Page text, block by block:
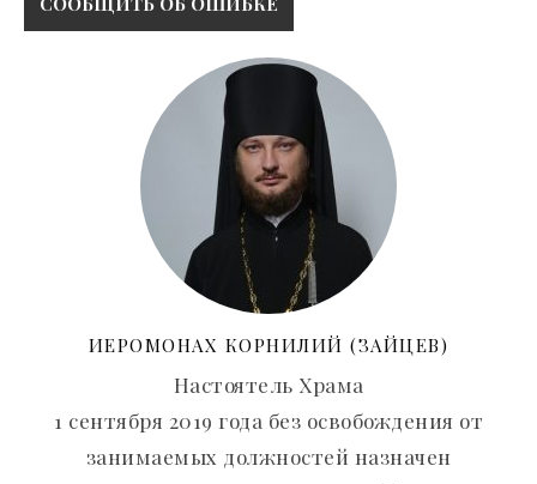
ИЕРОМОНАХ КОРНИЛИЙ (ЗАЙЦЕВ)
Настоятель Храма
1 сентября 2019 года без освобождения от
занимаемых должностей назначен